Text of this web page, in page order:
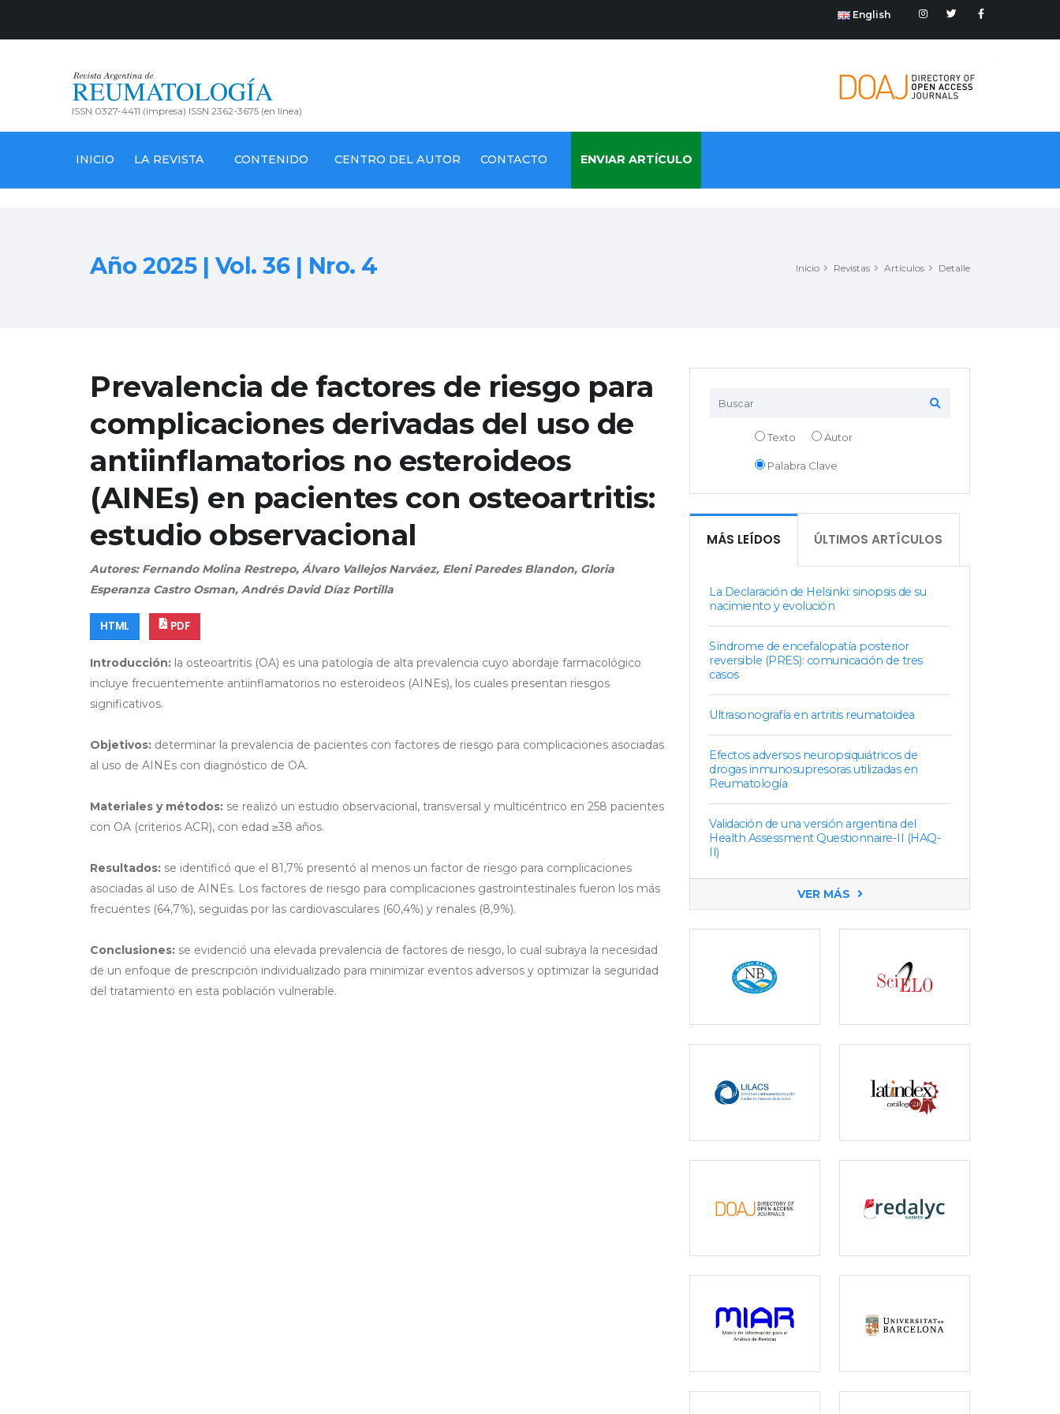
English
ISSN 0327-4411 (impresa) ISSN 2362-3675 (en línea)
INICIO LA REVISTA CONTENIDO CENTRO DEL AUTOR CONTACTO ENVIAR ARTÍCULO
Año 2025 | Vol. 36 | Nro. 4 Inicio Revistas Artículos Detalle
Texto Autor
Palabra Clave
MÁS LEÍDOS ÚLTIMOS ARTÍCULOS
La Declaración de Helsinki: sinopsis de su
nacimiento y evolución
Síndrome de encefalopatía posterior
reversible (PRES): comunicación de tres
casos
Ultrasonografía en artritis reumatoidea
Efectos adversos neuropsiquiátricos de
drogas inmunosupresoras utilizadas en
Reumatología
Validación de una versión argentina del
Health Assessment Questionnaire-II (HAQ-
II)
VER MÁS
Prevalencia de factores de riesgo para
complicaciones derivadas del uso de
antiinflamatorios no esteroideos
(AINEs) en pacientes con osteoartritis:
estudio observacional
Autores: Fernando Molina Restrepo, Álvaro Vallejos Narváez, Eleni Paredes Blandon, Gloria
Esperanza Castro Osman, Andrés David Díaz Portilla
HTML PDF
Introducción: la osteoartritis (OA) es una patología de alta prevalencia cuyo abordaje farmacológico
incluye frecuentemente antiinflamatorios no esteroideos (AINEs), los cuales presentan riesgos
significativos.
Objetivos: determinar la prevalencia de pacientes con factores de riesgo para complicaciones asociadas
al uso de AINEs con diagnóstico de OA.
Materiales y métodos: se realizó un estudio observacional, transversal y multicéntrico en 258 pacientes
con OA (criterios ACR), con edad ≥38 años.
Resultados: se identificó que el 81,7% presentó al menos un factor de riesgo para complicaciones
asociadas al uso de AINEs. Los factores de riesgo para complicaciones gastrointestinales fueron los más
frecuentes (64,7%), seguidas por las cardiovasculares (60,4%) y renales (8,9%).
Conclusiones: se evidenció una elevada prevalencia de factores de riesgo, lo cual subraya la necesidad
de un enfoque de prescripción individualizado para minimizar eventos adversos y optimizar la seguridad
del tratamiento en esta población vulnerable.